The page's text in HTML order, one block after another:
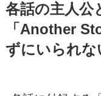
各話の主人公
「Another
ずにいられな